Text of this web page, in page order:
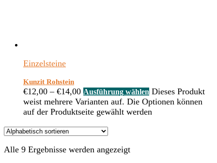
Einzelsteine
Kunzit Rohstein
€12,00 – €14,00 Ausführung wählen Dieses Produkt
weist mehrere Varianten auf. Die Optionen können
auf der Produktseite gewählt werden
Alle 9 Ergebnisse werden angezeigt